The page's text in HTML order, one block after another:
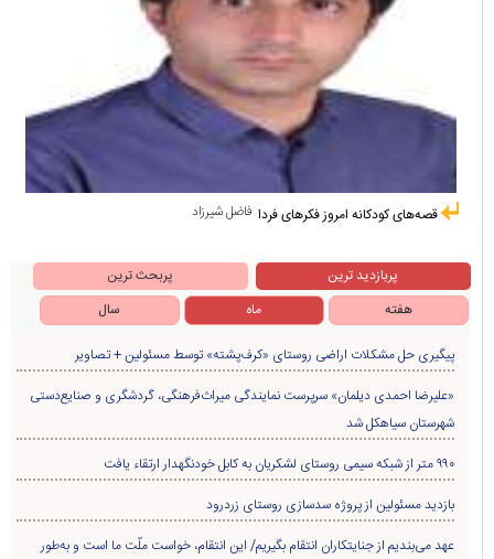
فاضل شیرزاد قصه‌های کودکانه امروز فکرهای فردا
پربازدید ترین
پربحث ترین
هفته
ماه سال
پیگیری حل مشکلات اراضی روستای «کرف‌پشته» توسط مسئولین + تصاویر
«علیرضا احمدی دیلمان» سرپرست نمایندگی میراث‌فرهنگی، گردشگری و صنایع‌دستی
شهرستان سیاهکل شد
۹۹۰ متر از شبکه سیمی روستای لشکریان به کابل خودنگهدار ارتقاء یافت
بازدید مسئولین از پروژه سدسازی روستای زردرود
عهد می‌بندیم از جنایتکاران انتقام بگیریم/ این انتقام، خواست ملّت ما است و به‌طور